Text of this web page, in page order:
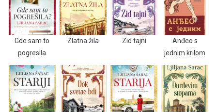
Gde sam to
pogresila
Zlatna žila Zid tajni
Anđeo s
jednim krilom